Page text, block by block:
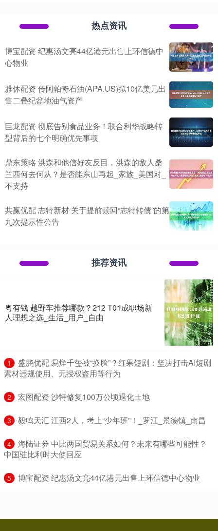
热点资讯
博宝配资 纪惠汤文亮44亿港元出售上环信德中
心物业
雅休配资 传阿帕奇石油(APA.US)拟10亿美元出
售二叠纪盆地油气资产
巨龙配资 彻底告别食品业务！联合利华战略转
型背后的七个明确优先事项
鼎东策略 洪森和他信好友反目，洪森的敌人桑
兰西何去何从？是否能东山再起_家族_美国对_
不支持
共赢优配 志特新材 关于提前赎回“志特转债”的第
九次提示性公告
推荐资讯
粤有钱 越野车推荐哪款？212 T01成职场新
人理想之选_生活_用户_自由
1
​盛鹏优配 易烊千玺被“换脸”？红果短剧：坚决打击AI短剧
素材违规使用、无授权盗用等行为
2 ​宏图配资 沙特修复100万公顷退化土地
3 ​毅鸣天汇 江西2人，考上“少年班”！_罗江_景德镇_南昌
4
​海陆证券 中比两国贸易关系如何？未来有哪些可能性？
中国驻比利时大使回应
5 ​博宝配资 纪惠汤文亮44亿港元出售上环信德中心物业